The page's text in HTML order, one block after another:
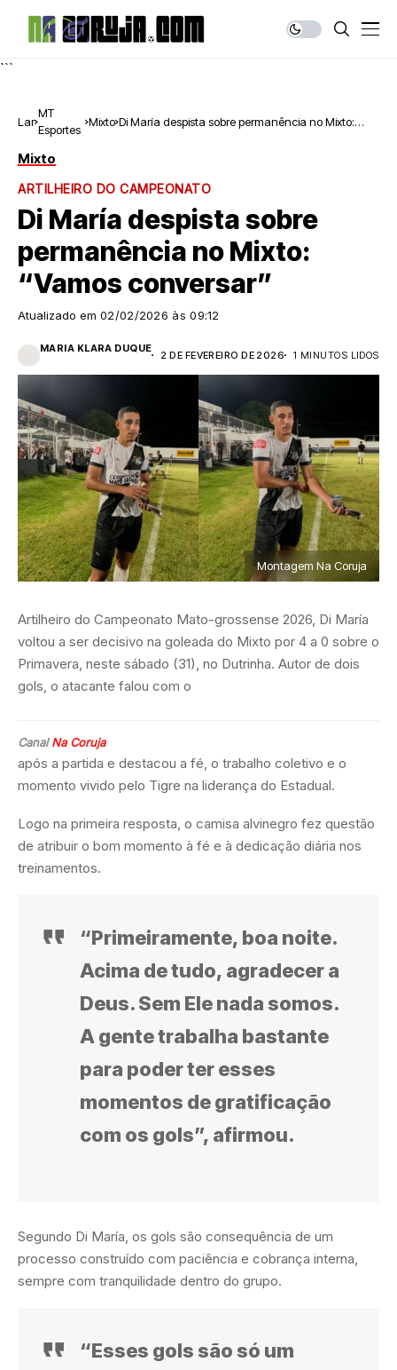
```
Lar
MT
Esportes
Mixto Di María despista sobre permanência no Mixto:
Mixto
ARTILHEIRO DO CAMPEONATO
Di María despista sobre
permanência no Mixto:
“Vamos conversar”
Atualizado em 02/02/2026 às 09:12
MARIA KLARA DUQUE
2 DE FEVEREIRO DE 2026 1 MINUTOS LIDOS
Montagem Na Coruja
Artilheiro do Campeonato Mato-grossense 2026, Di María
voltou a ser decisivo na goleada do Mixto por 4 a 0 sobre o
Primavera, neste sábado (31), no Dutrinha. Autor de dois
gols, o atacante falou com o
CanalNa Coruja
após a partida e destacou a fé, o trabalho coletivo e o
momento vivido pelo Tigre na liderança do Estadual.
Logo na primeira resposta, o camisa alvinegro fez questão
de atribuir o bom momento à fé e à dedicação diária nos
treinamentos.
“Primeiramente, boa noite.
Acima de tudo, agradecer a
Deus. Sem Ele nada somos.
A gente trabalha bastante
para poder ter esses
momentos de gratificação
com os gols”, afirmou.
Segundo Di María, os gols são consequência de um
processo construído com paciência e cobrança interna,
sempre com tranquilidade dentro do grupo.
“Esses gols são só um